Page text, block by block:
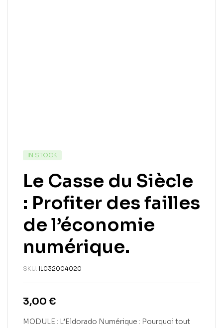
IN STOCK
Le Casse du Siècle
: Profiter des failles
de l’économie
numérique.
SKU: IL032004020
3,00 €
MODULE : L’Eldorado Numérique : Pourquoi tout